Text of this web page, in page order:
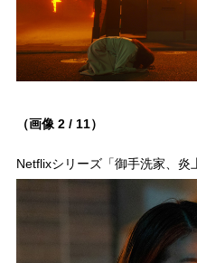
（画像 2 / 11）
Netflixシリーズ「御手洗家、炎